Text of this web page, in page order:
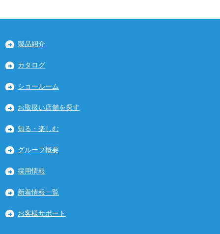
製品紹介
カタログ
ショールーム
お取扱い店舗を探す
知る・楽しむ
グループ概要
採用情報
新着情報一覧
お客様サポート